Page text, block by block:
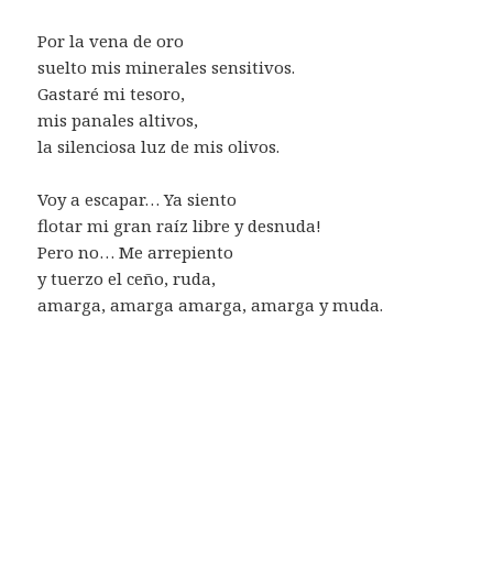
Por la vena de oro
suelto mis minerales sensitivos.
Gastaré mi tesoro,
mis panales altivos,
la silenciosa luz de mis olivos.
Voy a escapar… Ya siento
flotar mi gran raíz libre y desnuda!
Pero no… Me arrepiento
y tuerzo el ceño, ruda,
amarga, amarga amarga, amarga y muda.